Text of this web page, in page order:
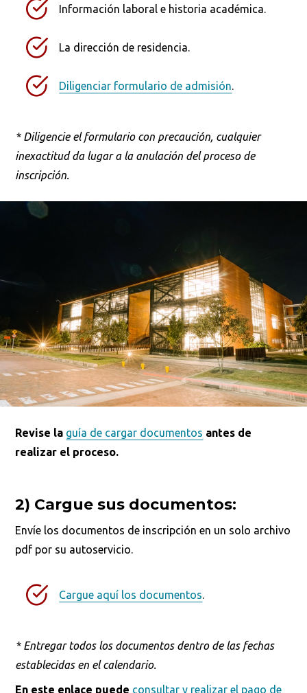
Información laboral e historia académica.
La dirección de residencia.
Diligenciar formulario de admisión.
* Diligencie el formulario con precaución, cualquier
inexactitud da lugar a la anulación del proceso de
inscripción.
Revise la guía de cargar documentos antes de
realizar el proceso.
2) Cargue sus documentos:
Envíe los documentos de inscripción en un solo archivo
pdf por su autoservicio.
Cargue aquí los documentos.
* Entregar todos los documentos dentro de las fechas
establecidas en el calendario.
En este enlace puede consultar y realizar el pago de